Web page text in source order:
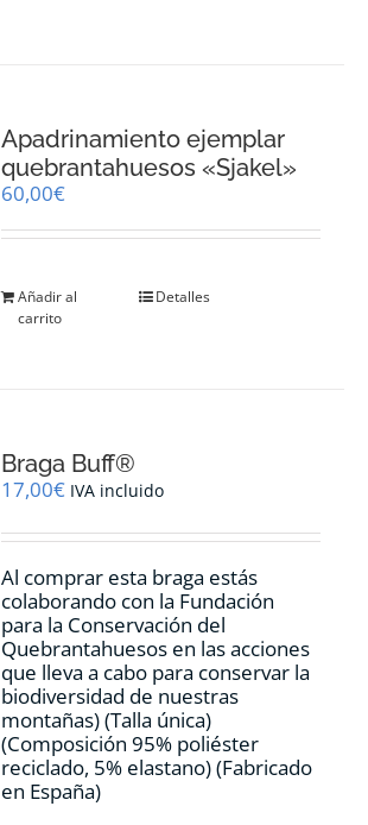
Apadrinamiento ejemplar
quebrantahuesos «Sjakel»
60,00€
Añadir al
carrito
Detalles
Braga Buff®
17,00€ IVA incluido
Al comprar esta braga estás
colaborando con la Fundación
para la Conservación del
Quebrantahuesos en las acciones
que lleva a cabo para conservar la
biodiversidad de nuestras
montañas) (Talla única)
(Composición 95% poliéster
reciclado, 5% elastano) (Fabricado
en España)